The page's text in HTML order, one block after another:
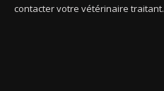
contacter votre vétérinaire traitant.